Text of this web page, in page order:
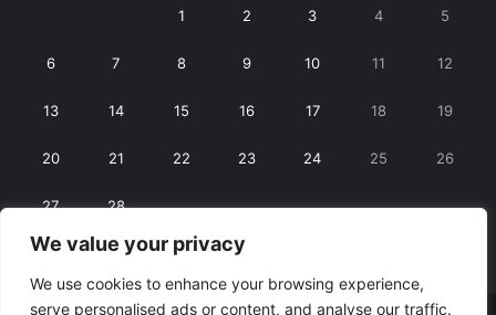
We value your privacy
We use cookies to enhance your browsing experience,
serve personalised ads or content, and analyse our traffic.
1 2 3 4 5
6 7 8 9 10 11 12
13 14 15 16 17 18 19
20 21 22 23 24 25 26
27 28
« ian. mart. »